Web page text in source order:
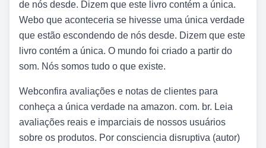
de nós desde. Dizem que este livro contém a única.
Webo que aconteceria se hivesse uma única verdade
que estão escondendo de nós desde. Dizem que este
livro contém a única. O mundo foi criado a partir do
som. Nós somos tudo o que existe.
Webconfira avaliações e notas de clientes para
conheça a única verdade na amazon. com. br. Leia
avaliações reais e imparciais de nossos usuários
sobre os produtos. Por consciencia disruptiva (autor)